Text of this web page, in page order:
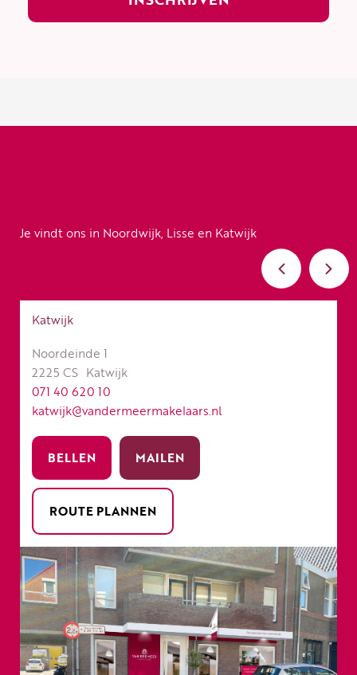
Je vindt ons in Noordwijk, Lisse en Katwijk
Katwijk
Noordeinde 1
2225 CS Katwijk
071 40 620 10
katwijk@vandermeermakelaars.nl
BELLEN MAILEN
ROUTE PLANNEN